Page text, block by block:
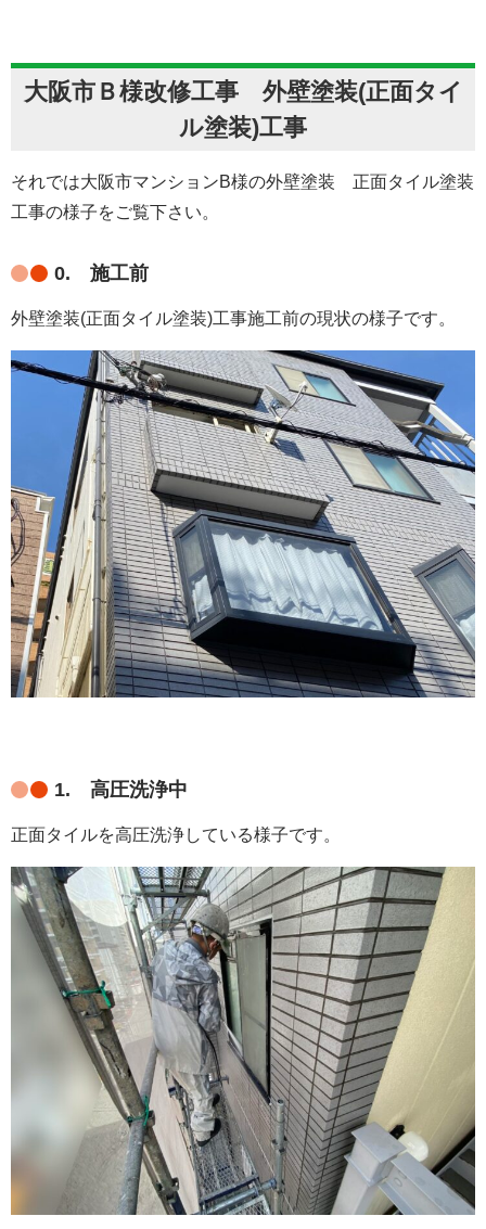
大阪市Ｂ様改修工事 外壁塗装(正面タイ
ル塗装)工事
それでは大阪市マンションB様の外壁塗装 正面タイル塗装
工事の様子をご覧下さい。
0. 施工前
外壁塗装(正面タイル塗装)工事施工前の現状の様子です。
1. 高圧洗浄中
正面タイルを高圧洗浄している様子です。